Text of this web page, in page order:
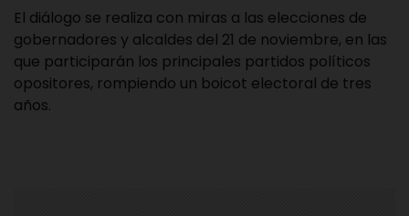
El diálogo se realiza con miras a las elecciones de
gobernadores y alcaldes del 21 de noviembre, en las
que participarán los principales partidos políticos
opositores, rompiendo un boicot electoral de tres
años.